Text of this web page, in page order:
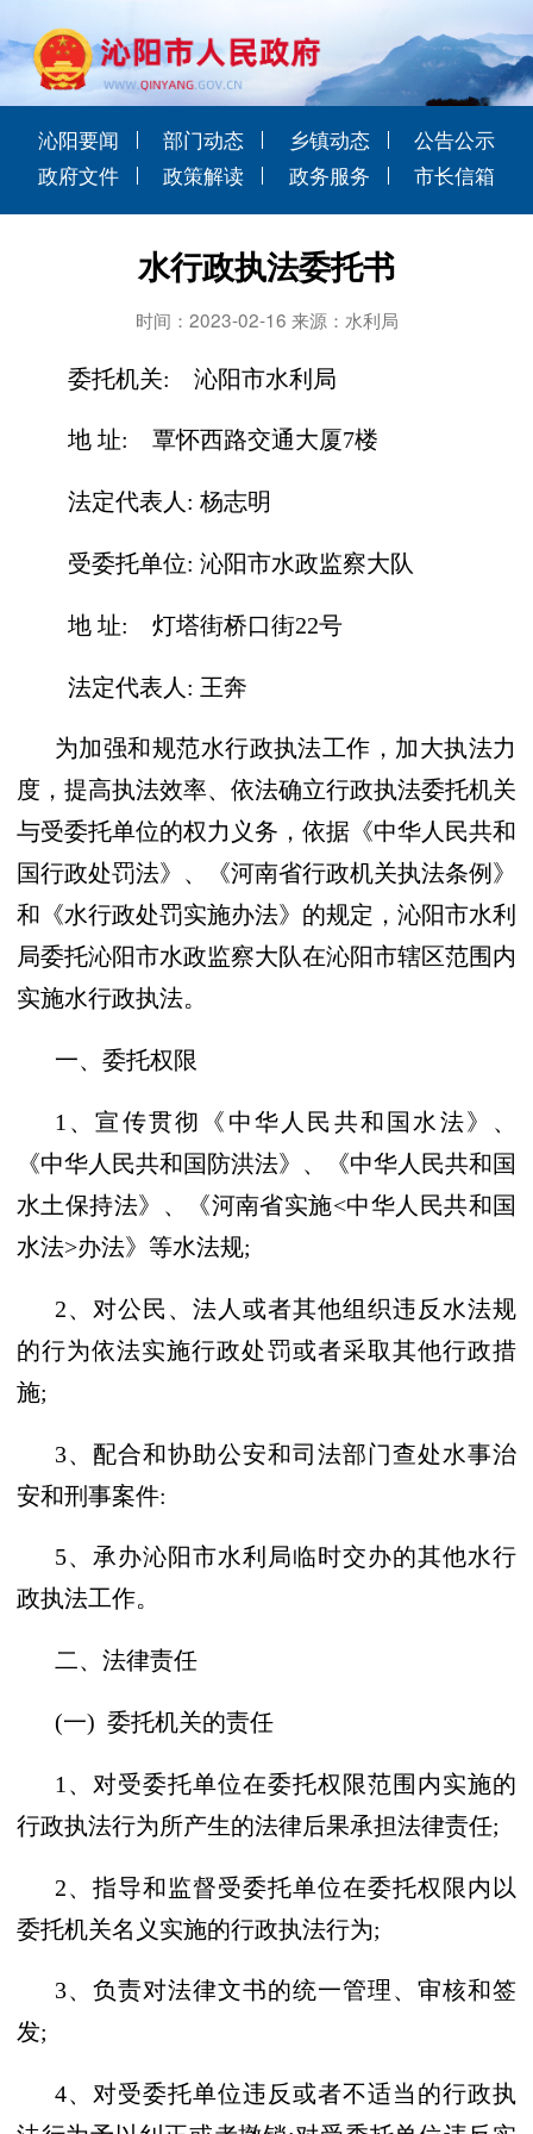
沁阳要闻 部门动态 乡镇动态
公告公示
政府文件
政策解读 政务服务 市长信箱
水行政执法委托书
时间：2023-02-16 来源：水利局
委托机关: 沁阳市水利局
地 址: 覃怀西路交通大厦7楼
法定代表人: 杨志明
受委托单位: 沁阳市水政监察大队
地 址: 灯塔街桥口街22号
法定代表人: 王奔
为加强和规范水行政执法工作，加大执法力
度，提高执法效率、依法确立行政执法委托机关
与受委托单位的权力义务，依据《中华人民共和
国行政处罚法》、《河南省行政机关执法条例》
和《水行政处罚实施办法》的规定，沁阳市水利
局委托沁阳市水政监察大队在沁阳市辖区范围内
实施水行政执法。
一、委托权限
1、宣传贯彻《中华人民共和国水法》、
《中华人民共和国防洪法》 、
《中华人民共和国
水土保持法》、《河南省实施<中华人民共和国
水法>办法》等水法规;
2、对公民、法人或者其他组织违反水法规
的行为依法实施行政处罚或者采取其他行政措
施;
3、配合和协助公安和司法部门查处水事治
安和刑事案件:
5、承办沁阳市水利局临时交办的其他水行
政执法工作。
二、法律责任
(一) 委托机关的责任
1、对受委托单位在委托权限范围内实施的
行政执法行为所产生的法律后果承担法律责任;
2、指导和监督受委托单位在委托权限内以
委托机关名义实施的行政执法行为;
3、负责对法律文书的统一管理、审核和签
发;
4、对受委托单位违反或者不适当的行政执